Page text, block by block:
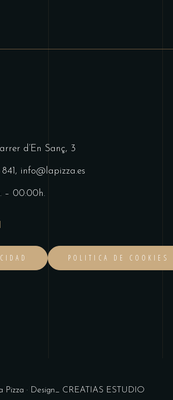
d’En Sanç, 3
, info@lapizza.es
– 00:00h.
POLITICA DE COOKIES
Pizza · Design_ CREATIAS ESTUDIO